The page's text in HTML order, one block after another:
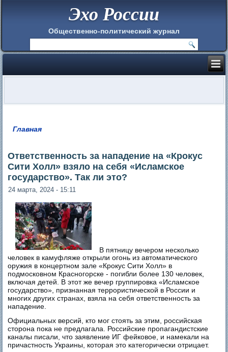
Эхо России
Общественно-политический журнал
Главная
Ответственность за нападение на «Крокус
Сити Холл» взяло на себя «Исламское
государство». Так ли это?
24 марта, 2024 - 15:11
В пятницу вечером несколько
человек в камуфляже открыли огонь из автоматического
оружия в концертном зале «Крокус Сити Холл» в
подмосковном Красногорске - погибли более 130 человек,
включая детей. В этот же вечер группировка «Исламское
государство», признанная террористической в России и
многих других странах, взяла на себя ответственность за
нападение.
Официальных версий, кто мог стоять за этим, российская
сторона пока не предлагала. Российские пропагандистские
каналы писали, что заявление ИГ фейковое, и намекали на
причастность Украины, которая это категорически отрицает.